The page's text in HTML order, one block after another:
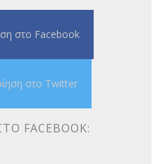
στο Facebook
στο Twitter
FACEBOOK: